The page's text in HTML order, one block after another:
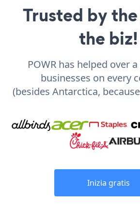
Trusted by
the biz!
POWR has helped over
businesses on every
(besides Antarctica,
Inizia gratis